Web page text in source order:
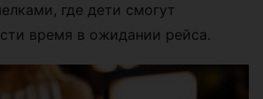
где дети смогут
время в ожидании рейса.